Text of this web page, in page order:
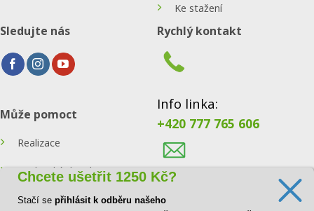
Ke stažení
Sledujte nás
Může pomoct
Realizace
Technický detail
Tipy a rady
Rychlý kontakt
Info linka:
+420 777 765 606
Chcete ušetřit 1250 Kč?
Stačí se přihlásit k odběru našeho